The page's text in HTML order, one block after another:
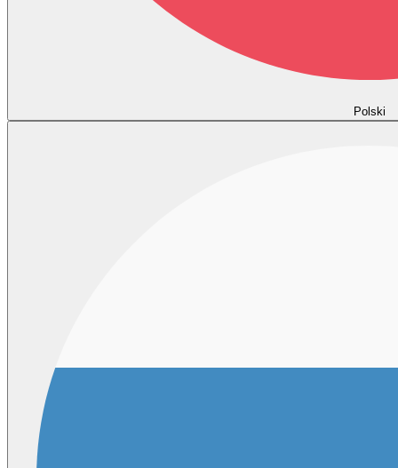
Polski